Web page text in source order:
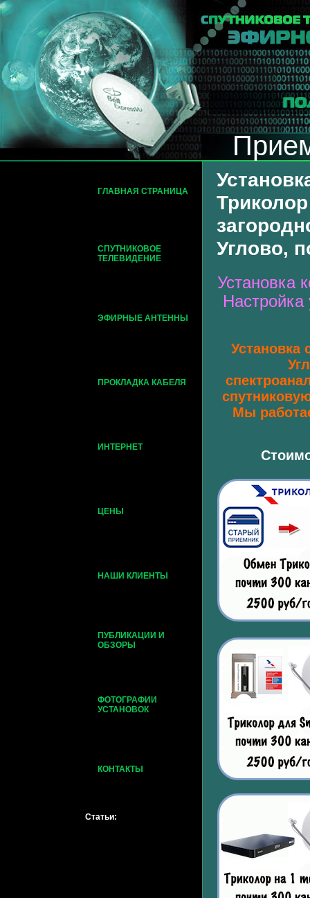
Углово,
Установка
Настройка
Установка
Мы
ГЛАВНАЯ СТРАНИЦА
СПУТНИКОВОЕ
ТЕЛЕВИДЕНИЕ
ЭФИРНЫЕ АНТЕННЫ
ПРОКЛАДКА КАБЕЛЯ
ИНТЕРНЕТ
ЦЕНЫ
НАШИ КЛИЕНТЫ
ПУБЛИКАЦИИ И
ОБЗОРЫ
ФОТОГРАФИИ
УСТАНОВОК
КОНТАКТЫ
Статьи: